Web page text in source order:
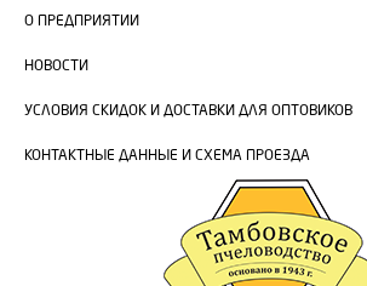
О ПРЕДПРИЯТИИ
НОВОСТИ
УСЛОВИЯ СКИДОК И ДОСТАВКИ ДЛЯ ОПТОВИКОВ
КОНТАКТНЫЕ ДАННЫЕ И СХЕМА ПРОЕЗДА